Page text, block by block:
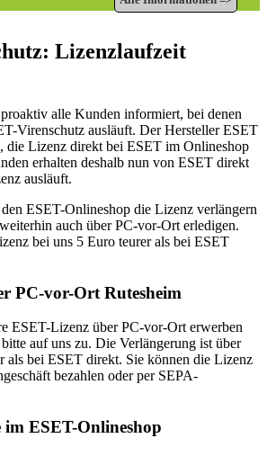
Lizenzlaufzeit
alle Kunden informiert, bei denen
Virenschutz ausläuft. Der Hersteller ESET
die Lizenz direkt bei ESET im Onlineshop
erhalten deshalb nun von ESET direkt
ausläuft.
ESET-Onlineshop die Lizenz verlängern
auch über PC-vor-Ort erledigen.
bei uns 5 Euro teurer als bei ESET
PC-vor-Ort Rutesheim
ESET-Lizenz über PC-vor-Ort erwerben
auf uns zu. Die Verlängerung ist über
als bei ESET direkt. Sie können die Lizenz
bezahlen oder per SEPA-
im ESET-Onlineshop